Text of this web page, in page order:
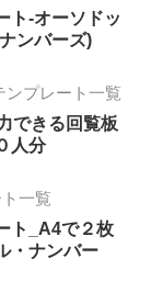
ト-オーソドッ
ンバーズ)
ンプレート一覧
できる回覧板
人分
一覧
ト_A4で２枚
・ナンバー